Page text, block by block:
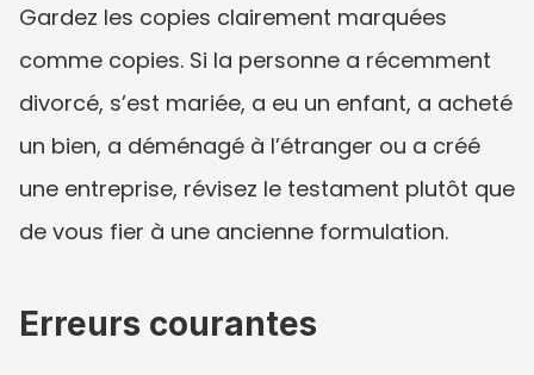
Gardez les copies clairement marquées
comme copies. Si la personne a récemment
divorcé, s’est mariée, a eu un enfant, a acheté
un bien, a déménagé à l’étranger ou a créé
une entreprise, révisez le testament plutôt que
de vous fier à une ancienne formulation.
Erreurs courantes